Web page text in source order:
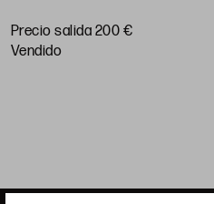
Precio salida 200 €
vendido